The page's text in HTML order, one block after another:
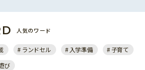
人気のワード
ランドセル 入学準備
子育て
び